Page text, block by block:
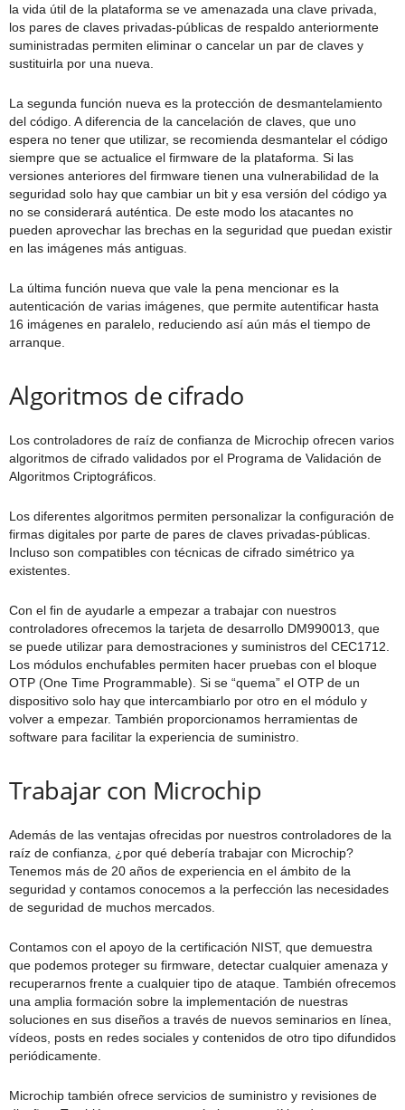
la vida útil de la plataforma se ve amenazada una clave privada,
los pares de claves privadas-públicas de respaldo anteriormente
suministradas permiten eliminar o cancelar un par de claves y
sustituirla por una nueva.
La segunda función nueva es la protección de desmantelamiento
del código. A diferencia de la cancelación de claves, que uno
espera no tener que utilizar, se recomienda desmantelar el código
siempre que se actualice el firmware de la plataforma. Si las
versiones anteriores del firmware tienen una vulnerabilidad de la
seguridad solo hay que cambiar un bit y esa versión del código ya
no se considerará auténtica. De este modo los atacantes no
pueden aprovechar las brechas en la seguridad que puedan existir
en las imágenes más antiguas.
La última función nueva que vale la pena mencionar es la
autenticación de varias imágenes, que permite autentificar hasta
16 imágenes en paralelo, reduciendo así aún más el tiempo de
arranque.
Algoritmos de cifrado
Los controladores de raíz de confianza de Microchip ofrecen varios
algoritmos de cifrado validados por el Programa de Validación de
Algoritmos Criptográficos.
Los diferentes algoritmos permiten personalizar la configuración de
firmas digitales por parte de pares de claves privadas-públicas.
Incluso son compatibles con técnicas de cifrado simétrico ya
existentes.
Con el fin de ayudarle a empezar a trabajar con nuestros
controladores ofrecemos la tarjeta de desarrollo DM990013, que
se puede utilizar para demostraciones y suministros del CEC1712.
Los módulos enchufables permiten hacer pruebas con el bloque
OTP (One Time Programmable). Si se “quema” el OTP de un
dispositivo solo hay que intercambiarlo por otro en el módulo y
volver a empezar. También proporcionamos herramientas de
software para facilitar la experiencia de suministro.
Trabajar con Microchip
Además de las ventajas ofrecidas por nuestros controladores de la
raíz de confianza, ¿por qué debería trabajar con Microchip?
Tenemos más de 20 años de experiencia en el ámbito de la
seguridad y contamos conocemos a la perfección las necesidades
de seguridad de muchos mercados.
Contamos con el apoyo de la certificación NIST, que demuestra
que podemos proteger su firmware, detectar cualquier amenaza y
recuperarnos frente a cualquier tipo de ataque. También ofrecemos
una amplia formación sobre la implementación de nuestras
soluciones en sus diseños a través de nuevos seminarios en línea,
vídeos, posts en redes sociales y contenidos de otro tipo difundidos
periódicamente.
Microchip también ofrece servicios de suministro y revisiones de